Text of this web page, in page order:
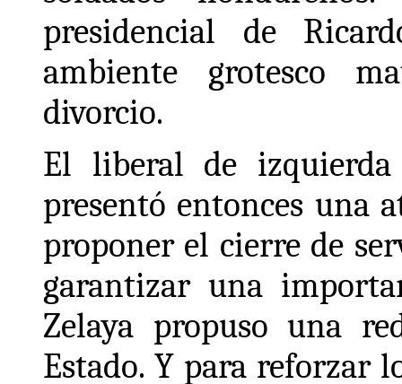
presidencial de
ambiente grotesco
divorcio.
El liberal de izquierda
presentó entonces una
proponer el cierre de
garantizar una
Zelaya propuso una
Estado. Y para reforzar